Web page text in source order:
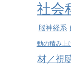
社会
脳神経系
動の積み上
材／視